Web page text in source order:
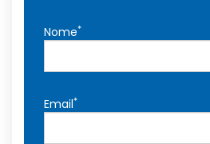
Nome*
Email*